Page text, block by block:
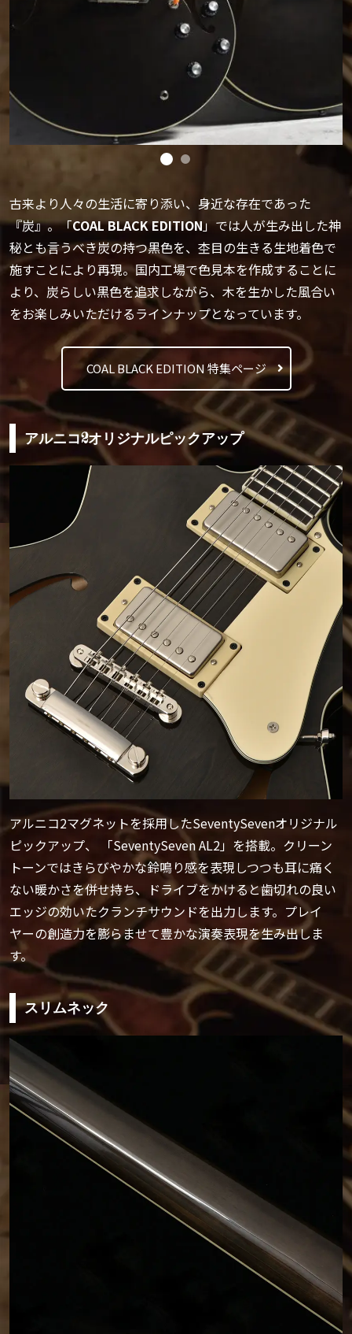
古来より人々の生活に寄り添い、身近な存在であった
『炭』。「COAL BLACK EDITION」では人が生み出した神
秘とも言うべき炭の持つ黒色を、杢目の生きる生地着色で
施すことにより再現。国内工場で色見本を作成することに
より、炭らしい黒色を追求しながら、木を生かした風合い
をお楽しみいただけるラインナップとなっています。
COAL BLACK EDITION 特集ページ
アルニコ2オリジナルピックアップ
アルニコ2マグネットを採用したSeventySevenオリジナル
ピックアップ、 「SeventySeven AL2」を搭載。クリーン
トーンではきらびやかな鈴鳴り感を表現しつつも耳に痛く
ない暖かさを併せ持ち、ドライブをかけると歯切れの良い
エッジの効いたクランチサウンドを出力します。プレイ
ヤーの創造力を膨らませて豊かな演奏表現を生み出しま
す。
スリムネック